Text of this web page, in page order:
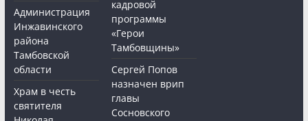
Администрация
Инжавинского
района
Тамбовской
области
Храм в честь
святителя
кадровой
программы
«Герои
Тамбовщины»
Сергей Попов
назначен врип
главы
Сосновского